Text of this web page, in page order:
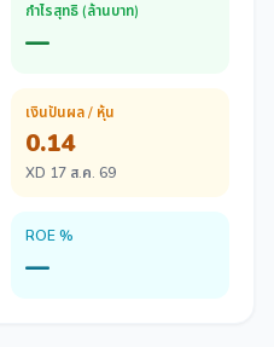
กำไรสุทธิ (ล้านบาท)
—
เงินปันผล / หุ้น
0.14
XD 17 ส.ค. 69
ROE %
—